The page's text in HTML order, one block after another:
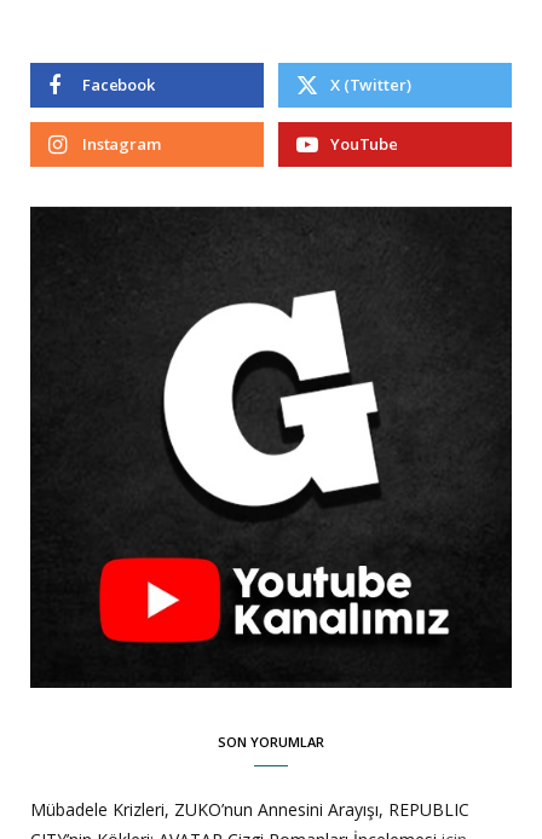
Facebook X (Twitter)
Instagram YouTube
SON YORUMLAR
Mübadele Krizleri, ZUKO’nun Annesini Arayışı, REPUBLIC